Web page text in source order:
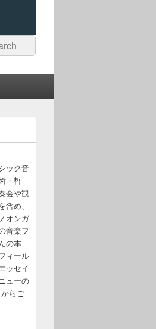
ック音
・哲
会や観
め、
オンガ
音楽フ
の本
ィール
ッセイ
ューの
らご